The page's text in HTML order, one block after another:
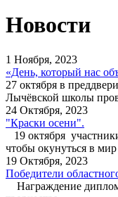
Новости
1 Ноября, 2023
«День, который нас
27 октября в
Лычёвской школы
24 Октября, 2023
"Краски осени".
19 октября
чтобы окунуться в
19 Октября, 2023
Победители
Награждение